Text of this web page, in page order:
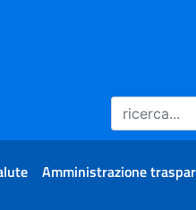
Amministrazione